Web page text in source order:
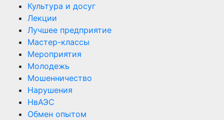
Культура и досуг
Лекции
Лучшее предприятие
Мастер-классы
Мероприятия
Молодежь
Мошенничество
Нарушения
НвАЭС
Обмен опытом